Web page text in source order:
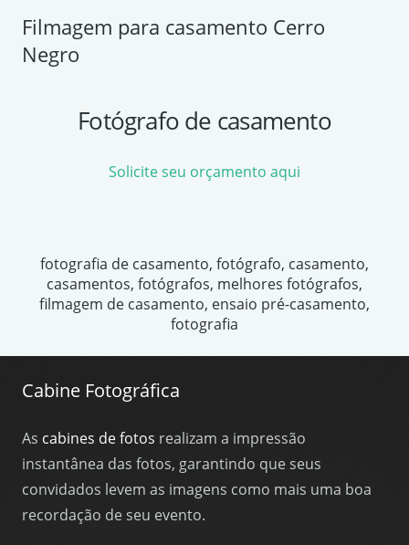
Filmagem para casamento Cerro
Negro
Fotógrafo de casamento
Solicite seu orçamento aqui
fotografia de casamento, fotógrafo, casamento,
casamentos, fotógrafos, melhores fotógrafos,
filmagem de casamento, ensaio pré-casamento,
fotografia
Cabine Fotográfica
As cabines de fotos realizam a impressão
instantânea das fotos, garantindo que seus
convidados levem as imagens como mais uma boa
recordação de seu evento.